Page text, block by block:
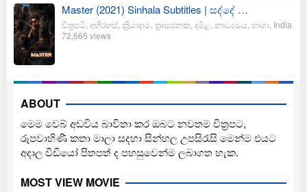
Master (2021) Sinhala Subtitles | සද්දේ …
චිත්‍රපටි අභිරහස් ක්‍රියාදාම ත්‍රාසජනක දමිළ නාට්‍යමය භාශා India
72,665 views
ABOUT
මෙම වෙබ් අඩවිය බාවිතා කර ඔබට නවතම චිත්‍රපට,
රූපවාහිණී කතා මාලා සදහා සින්හල උපසිරැසි මෙන්ම එයට
අදාල වීඩියෝ පිතපත් ද පහසුවෙන්ම ලබාගත හැක.
MOST VIEW MOVIE